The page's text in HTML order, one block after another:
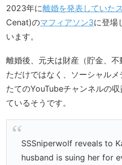
2023年に離婚を発表していた
Cenat)のマフィアソン3に登場
います。
離婚後、元夫は財産（貯金、
ただけではなく、ソーシャル
たてのYouTubeチャンネルの
ているそうです。
SSSniperwolf reveals to
husband is suing her for